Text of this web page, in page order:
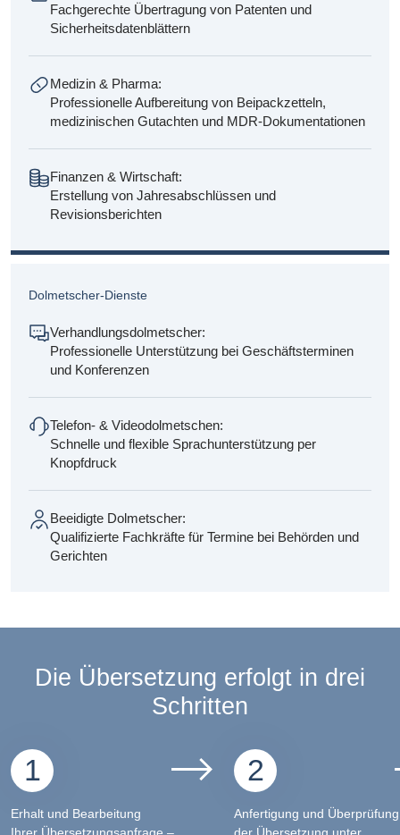
Fachgerechte Übertragung von Patenten und
Sicherheitsdatenblättern
Medizin & Pharma:
Professionelle Aufbereitung von Beipackzetteln,
medizinischen Gutachten und MDR-Dokumentationen
Finanzen & Wirtschaft:
Erstellung von Jahresabschlüssen und
Revisionsberichten
Dolmetscher-Dienste
Verhandlungsdolmetscher:
Professionelle Unterstützung bei Geschäftsterminen
und Konferenzen
Telefon- & Videodolmetschen:
Schnelle und flexible Sprachunterstützung per
Knopfdruck
Beeidigte Dolmetscher:
Qualifizierte Fachkräfte für Termine bei Behörden und
Gerichten
Die Übersetzung erfolgt in drei
Schritten
1
Erhalt und Bearbeitung
2
Anfertigung und Überprüfung